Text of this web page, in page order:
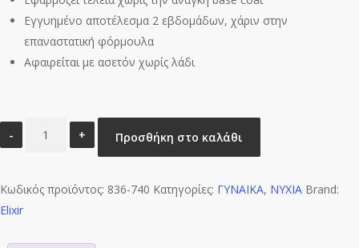
Εγγυημένο αποτέλεσμα 2 εβδομάδων, χάριν στην
επαναστατική φόρμουλα
Αφαιρείται με ασετόν χωρίς λάδι
–
Προσθήκη στο καλάθι
Κωδικός προϊόντος: 836-740 Κατηγορίες: ΓΥΝΑΙΚΑ, ΝΥΧΙΑ Brand:
Elixir